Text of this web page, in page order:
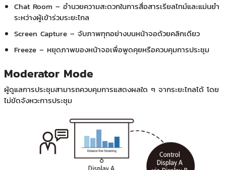
Chat Room – อำนวยความสะดวกในการสื่อสารเรียลไทม์และแม่นยำ
ระหว่างผู้เข้าร่วมระยะไกล
Screen Capture – จับภาพทุกอย่างบนหน้าจอด้วยคลิกเดียว
Freeze – หยุดภาพของหน้าจอเพื่อพูดคุยหรือควบคุมการประชุม
Moderator Mode
ผู้ดูแลการประชุมสามารถควบคุมการแสดงผลใด ๆ จากระยะไกลได้ โดย
ไม่ขัดจังหวะการประชุม